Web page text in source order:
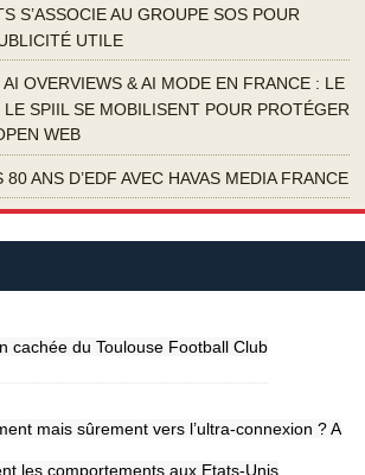
S’ASSOCIE AU GROUPE SOS POUR
UTILE
OVERVIEWS & AI MODE EN FRANCE : LE
SPIIL SE MOBILISENT POUR PROTÉGER
WEB
ANS D’EDF AVEC HAVAS MEDIA FRANCE
cachée du Toulouse Football Club
mais sûrement vers l’ultra-connexion ? A
les comportements aux Etats-Unis